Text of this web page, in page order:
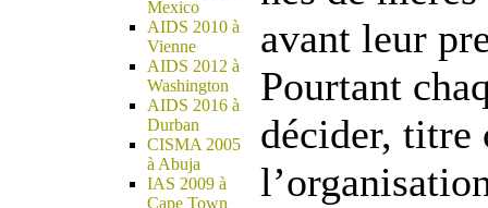
Mexico
AIDS 2010 à
Vienne
AIDS 2012 à
Washington
AIDS 2016 à
Durban
CISMA 2005
à Abuja
IAS 2009 à
Cape Town
avant leur
Pourtant
décider, titre